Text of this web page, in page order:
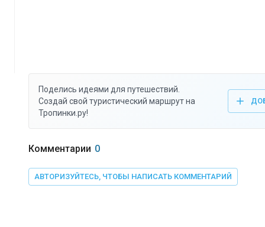
Поделись идеями для путешествий.
Создай свой туристический маршрут на
Тропинки.ру!
Комментарии 0
АВТОРИЗУЙТЕСЬ, ЧТОБЫ НАПИСАТЬ КОММЕНТАРИЙ